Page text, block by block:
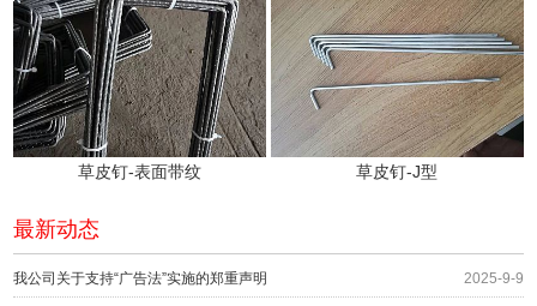
草皮钉-表面带纹 草皮钉-J型
最新动态
我公司关于支持“广告法”实施的郑重声明 2025-9-9